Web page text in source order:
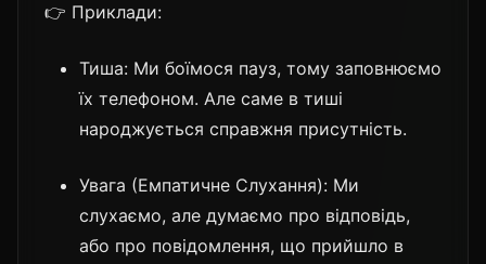
👉 Приклади:
Тиша: Ми боїмося пауз, тому заповнюємо
їх телефоном. Але саме в тиші
народжується справжня присутність.
Увага (Емпатичне Слухання): Ми
слухаємо, але думаємо про відповідь,
або про повідомлення, що прийшло в